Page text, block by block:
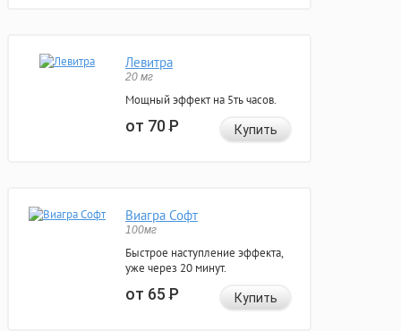
Левитра
20 мг
Мощный эффект на 5ть часов.
от 70Р Купить
Виагра Софт
100мг
Быстрое наступление эффекта,
уже через 20 минут.
от 65Р Купить